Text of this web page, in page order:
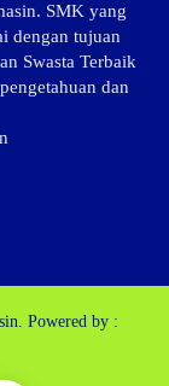
SMK yang
dengan tujuan
Swasta Terbaik
dan
Powered by :